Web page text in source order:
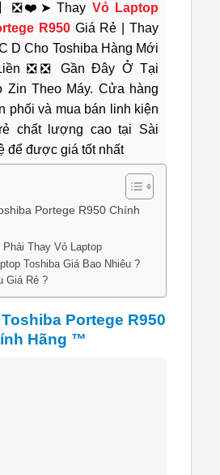
❎❤️➤ Thay Vỏ Laptop
R950Giá Rẻ | Thay
D Cho Toshiba Hàng Mới
❎❎ Gần Đây Ở Tại
Zin Theo Máy. Cửa hàng
phối và mua bán linh kiện
chất lượng cao tại Sài
để được giá tốt nhất
Portege R950 Chính
Thay Vỏ Laptop
Toshiba Giá Bao Nhiêu ?
Giá Rẻ ?
Portege R950
Hãng ™